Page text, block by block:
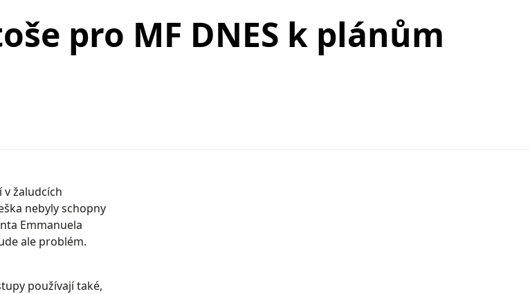
pro MF DNES k plánům
v žaludcích
nebyly schopny
Emmanuela
ale problém.
používají také,